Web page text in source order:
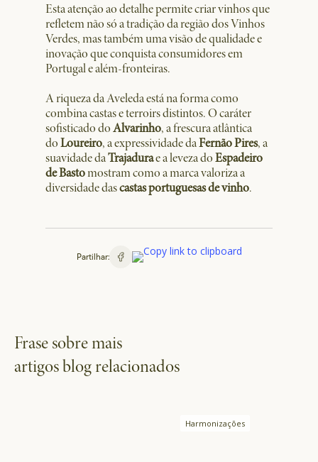
Esta atenção ao detalhe permite criar vinhos que
refletem não só a tradição da região dos Vinhos
Verdes, mas também uma visão de qualidade e
inovação que conquista consumidores em
Portugal e além-fronteiras.
A riqueza da Aveleda está na forma como
combina castas e terroirs distintos. O caráter
sofisticado doAlvarinho, a frescura atlântica
doLoureiro, a expressividade daFernão Pires, a
suavidade daTrajadurae a leveza doEspadeiro
de Bastomostram como a marca valoriza a
diversidade dascastas portuguesas de vinho.
Partilhar:
Frase sobre mais
artigos blog relacionados